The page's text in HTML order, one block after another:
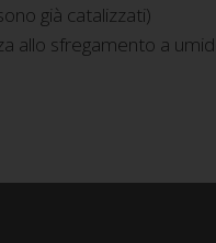
già catalizzati)
allo sfregamento a